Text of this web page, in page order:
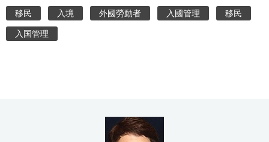
移民 入境 外國勞動者 入國管理 移民
入国管理